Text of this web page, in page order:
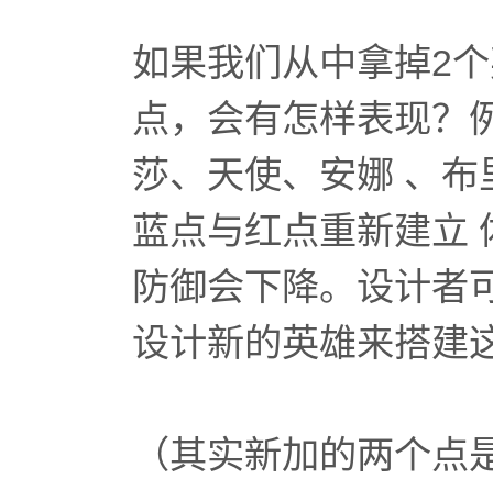
如果我们从中拿掉2
点，会有怎样表现？
莎、天使、安娜 、
蓝点与红点重新建立
防御会下降。设计者
设计新的英雄来搭建
（其实新加的两个